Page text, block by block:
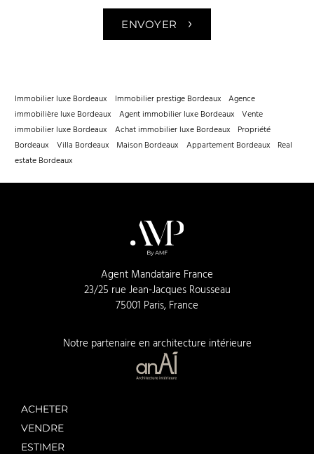
ENVOYER ›
Immobilier luxe Bordeaux Immobilier prestige Bordeaux
Agence
immobilière luxe Bordeaux
Agent immobilier luxe Bordeaux
Vente
immobilier luxe Bordeaux
Achat immobilier luxe Bordeaux
Propriété
Bordeaux
Villa Bordeaux Maison Bordeaux Appartement Bordeaux
Real
estate Bordeaux
Agent Mandataire France
23/25 rue Jean-Jacques Rousseau
75001 Paris, France
Notre partenaire en architecture intérieure
ACHETER
VENDRE
ESTIMER